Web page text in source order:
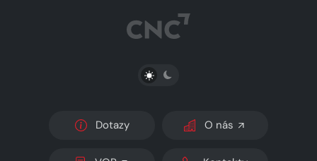
PŘEPNOUT SVĚTLÝ/TMAVÝ REŽIM
Dotazy O nás